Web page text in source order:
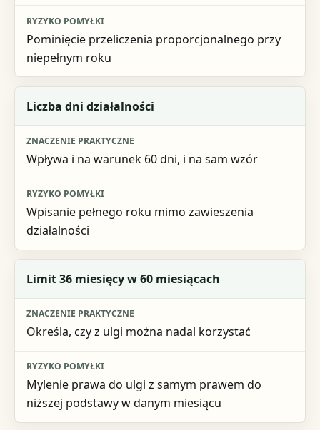
Pominięcie przeliczenia proporcjonalnego przy
niepełnym roku
Liczba dni działalności
Wpływa i na warunek 60 dni, i na sam wzór
Wpisanie pełnego roku mimo zawieszenia
działalności
Limit 36 miesięcy w 60 miesiącach
Określa, czy z ulgi można nadal korzystać
Mylenie prawa do ulgi z samym prawem do
niższej podstawy w danym miesiącu